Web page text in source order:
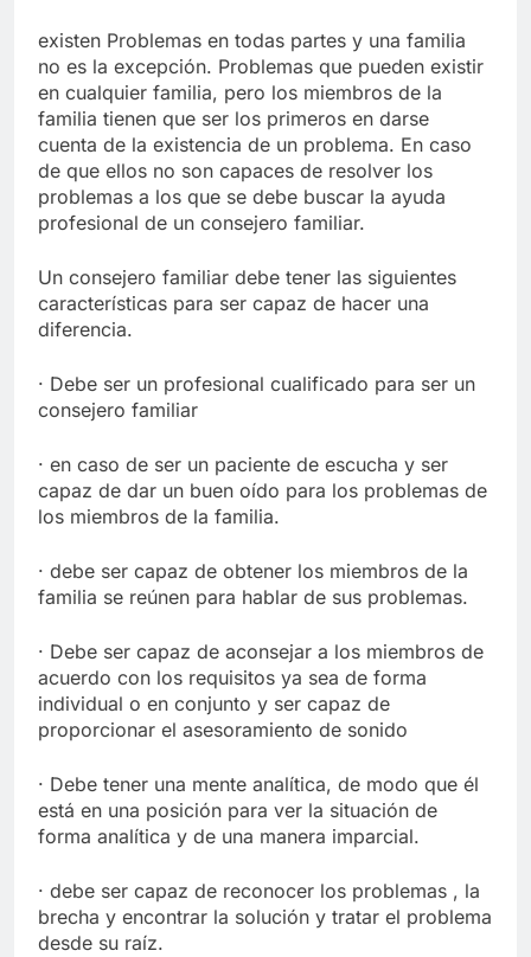
existen Problemas en todas partes y una familia
no es la excepción. Problemas que pueden existir
en cualquier familia, pero los miembros de la
familia tienen que ser los primeros en darse
cuenta de la existencia de un problema. En caso
de que ellos no son capaces de resolver los
problemas a los que se debe buscar la ayuda
profesional de un consejero familiar.
Un consejero familiar debe tener las siguientes
características para ser capaz de hacer una
diferencia.
· Debe ser un profesional cualificado para ser un
consejero familiar
· en caso de ser un paciente de escucha y ser
capaz de dar un buen oído para los problemas de
los miembros de la familia.
· debe ser capaz de obtener los miembros de la
familia se reúnen para hablar de sus problemas.
· Debe ser capaz de aconsejar a los miembros de
acuerdo con los requisitos ya sea de forma
individual o en conjunto y ser capaz de
proporcionar el asesoramiento de sonido
· Debe tener una mente analítica, de modo que él
está en una posición para ver la situación de
forma analítica y de una manera imparcial.
· debe ser capaz de reconocer los problemas , la
brecha y encontrar la solución y tratar el problema
desde su raíz.